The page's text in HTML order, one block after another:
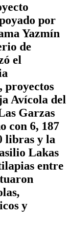
por
Yazmín
de
el
proyectos
Avícola del
Garzas
con 6, 187
libras y la
Lakas
entre
y